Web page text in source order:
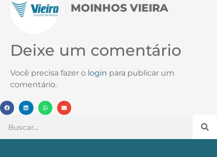
MOINHOS VIEIRA
Deixe um comentário
Você precisa fazer o login para publicar um
comentário.